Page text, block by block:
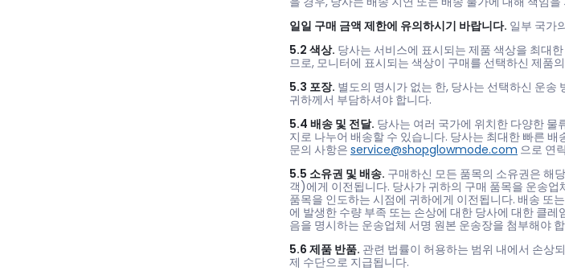
일일 구매 금액 제한에 유의하시기 바랍니다. 일부 국가
5.2 색상. 당사는 서비스에 표시되는 제품 색상을 최대
므로, 모니터에 표시되는 색상이 구매를 선택하신 제품
5.3 포장. 별도의 명시가 없는 한, 당사는 선택하신 운송
귀하께서 부담하셔야 합니다.
5.4 배송 및 전달. 당사는 여러 국가에 위치한 다양한 물
지로 나누어 배송할 수 있습니다. 당사는 최대한 빠른
문의 사항은 service@shopglowmode.com 으로 연
5.5 소유권 및 배송. 구매하신 모든 품목의 소유권은 해
객)에게 이전됩니다. 당사가 귀하의 구매 품목을 운송
품목을 인도하는 시점에 귀하에게 이전됩니다. 배송 또
에 발생한 수량 부족 또는 손상에 대한 당사에 대한 클
음을 명시하는 운송업체 서명 원본 운송장을 첨부해야
5.6 제품 반품. 관련 법률이 허용하는 범위 내에서 손상
제 수단으로 지급됩니다.